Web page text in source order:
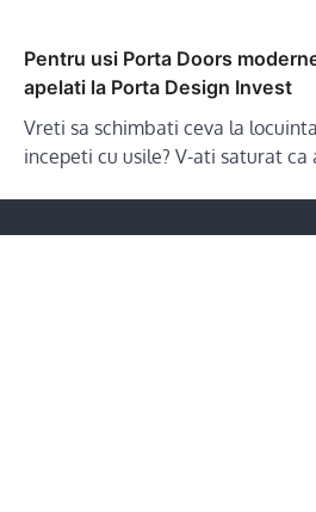
Pentru usi Porta Doors
apelati la Porta Design Invest
Vreti sa schimbati ceva la
incepeti cu usile? V-ati saturat ca